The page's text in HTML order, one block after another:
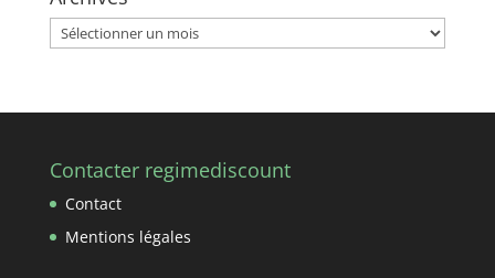
Archives
Contacter regimediscount
Contact
Mentions légales